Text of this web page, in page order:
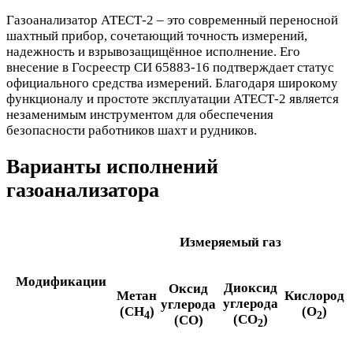
Газоанализатор АТЕСТ-2 – это современный переносной
шахтный прибор, сочетающий точность измерений,
надежность и взрывозащищённое исполнение. Его
внесение в Госреестр СИ 65883-16 подтверждает статус
официального средства измерений. Благодаря широкому
функционалу и простоте эксплуатации АТЕСТ-2 является
незаменимым инструментом для обеспечения
безопасности работников шахт и рудников.
Варианты исполнений
газоанализатора
Модификации
Измеряемый газ
Метан
(CH4)
Оксид
углерода
(CO)
Диоксид
углерода
(CO2)
Кислород
(O2)